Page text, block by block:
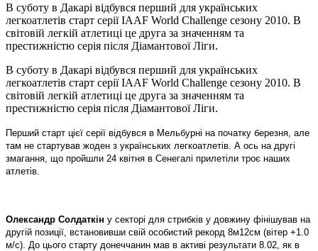
В суботу в Дакарі відбувся перший для українських
легкоатлетів старт серії IAAF World Challenge сезону 2010. В
світовій легкій атлетиці це друга за значенням та
престижністю серія після Діамантової Ліги.
В суботу в Дакарі відбувся перший для українських
легкоатлетів старт серії IAAF World Challenge сезону 2010. В
світовій легкій атлетиці це друга за значенням та
престижністю серія після Діамантової Ліги.
Перший старт цієї серії відбувся в Мельбурні на початку березня, але
там не стартував жоден з українських легкоатлетів. А ось на другі
змагання, що пройшли 24 квітня в Сенегалі прилетіли троє наших
атлетів.
Олександр Солдаткін у секторі для стрибків у довжину фінішував на
другій позиції, встановивши свій особистий рекорд 8м12см (вітер +1.0
м/с). До цього старту донеччанин мав в активі результати 8.02, як в